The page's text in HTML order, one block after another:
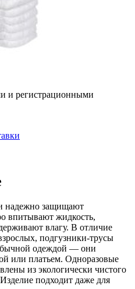
и регистрационными
надежно защищают
впитывают жидкость,
влагу. В отличие
подгузники-трусы
одеждой — они
или платьем. Одноразовые
из экологически чистого
подходит даже для